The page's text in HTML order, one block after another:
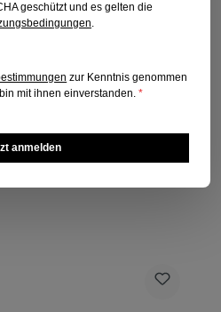
geschützt und es gelten die
zur Kenntnis genommen
mit ihnen einverstanden.*
anmelden